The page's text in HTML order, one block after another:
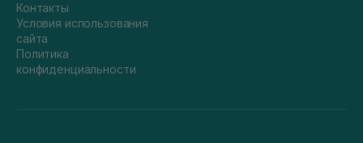
Контакты
Условия использования
сайта
Политика
конфиденциальности